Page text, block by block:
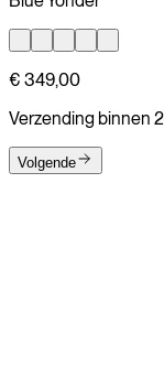
€ 349,00
Verzending binnen
Volgende